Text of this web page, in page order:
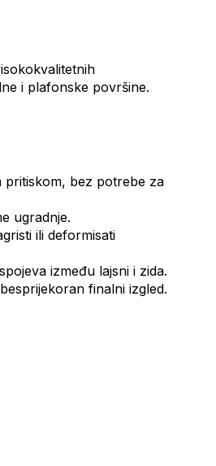
i plafonske površine.
pritiskom, bez potrebe za
ugradnje.
ili deformisati
između lajsni i zida.
finalni izgled.